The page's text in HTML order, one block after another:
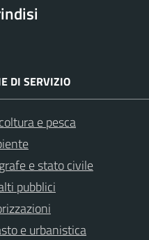
DI SERVIZIO
e pesca
e stato civile
pubblici
e urbanistica